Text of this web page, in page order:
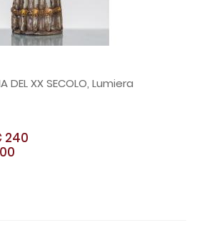
DEL XX SECOLO, Lumiera
240